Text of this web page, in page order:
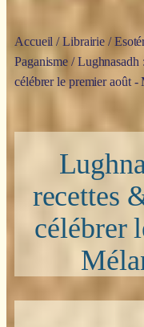
Accueil /Librairie /
Paganisme / Lughnasadh
célébrer le premier août -
recettes
célébrer